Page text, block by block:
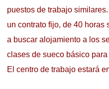
puestos de trabajo
un contrato fijo, de 40 horas
a buscar alojamiento a los
clases de sueco básico
El centro de trabajo estará